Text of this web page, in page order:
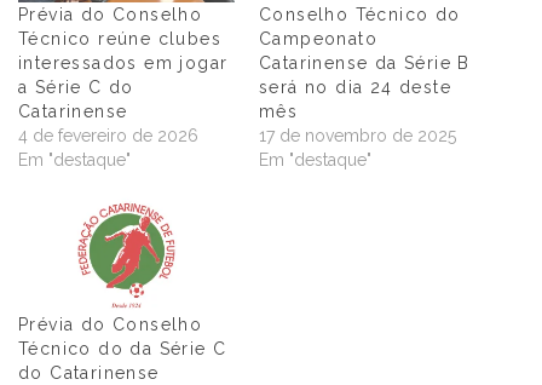
Prévia do Conselho
Técnico reúne clubes
interessados em jogar
a Série C do
Catarinense
4 de fevereiro de 2026
Em "destaque"
Conselho Técnico do
Campeonato
Catarinense da Série B
será no dia 24 deste
mês
17 de novembro de 2025
Em "destaque"
Prévia do Conselho
Técnico do da Série C
do Catarinense